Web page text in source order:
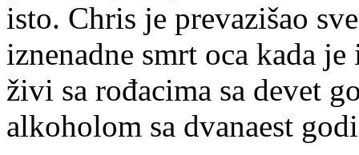
isto. Chris je prevazišao
iznenadne smrt oca kada
živi sa rođacima sa devet
alkoholom sa dvanaest